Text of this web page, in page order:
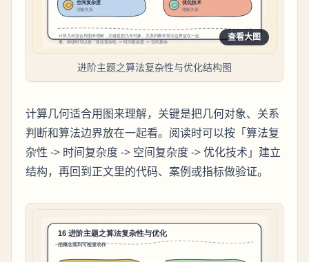
查看大图
进阶主题之算法复杂性与优化结构图
计算几何适合用图来理解，关键是把几何对象、关系
判断和算法边界放在一起看。阅读时可以按「算法复
杂性 -> 时间复杂度 -> 空间复杂度 -> 优化技术」建立
结构，再回到正文里的代码、案例或指标做验证。